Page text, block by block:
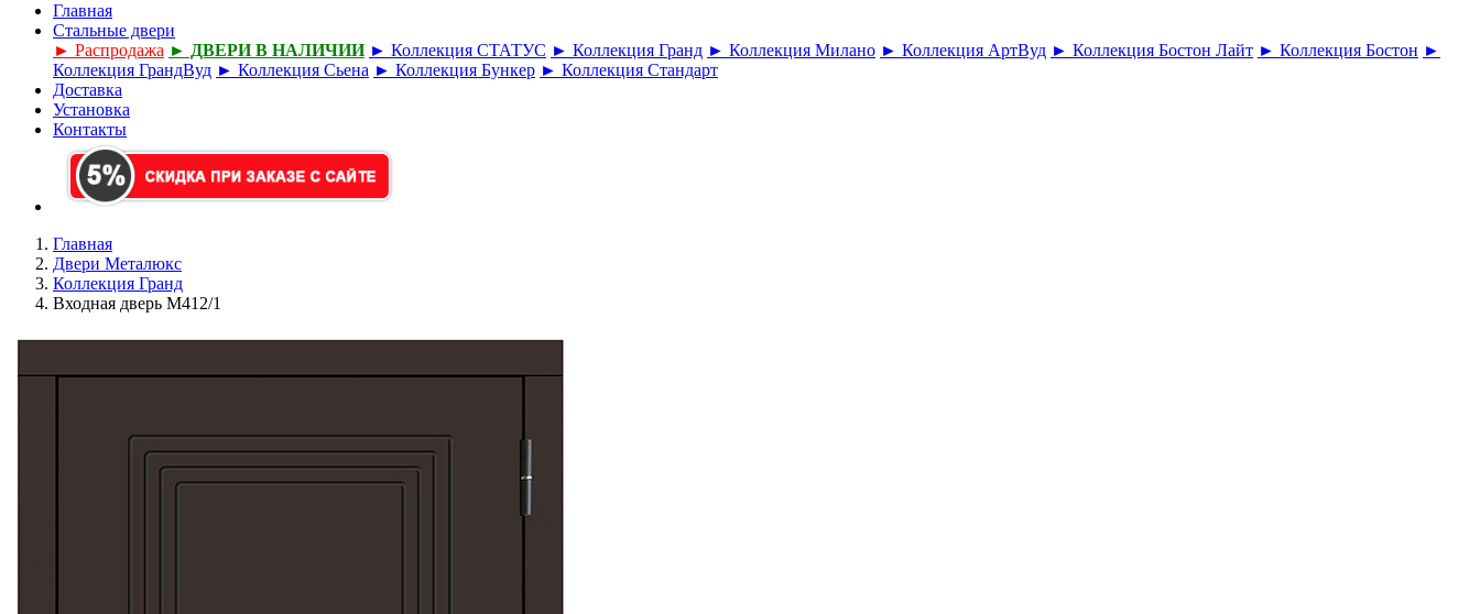
Главная
Стальные двери
► Распродажа ► ДВЕРИ В НАЛИЧИИ ► Коллекция СТАТУС ► Коллекция Гранд ► Коллекция Милано ► Коллекция АртВуд ► Коллекция Бостон Лайт ► Коллекция Бостон ►
Коллекция ГрандВуд ► Коллекция Сьена ► Коллекция Бункер ► Коллекция Стандарт
Доставка
Установка
Контакты
Главная
Двери Металюкс
Коллекция Гранд
Входная дверь М412/1